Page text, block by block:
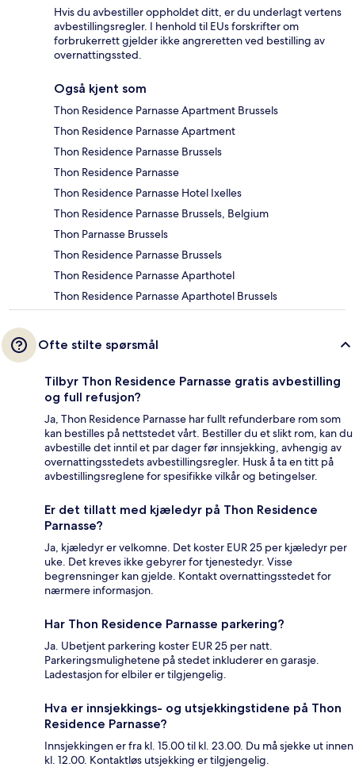
Hvis du avbestiller oppholdet ditt, er du underlagt vertens
avbestillingsregler. I henhold til EUs forskrifter om
forbrukerrett gjelder ikke angreretten ved bestilling av
overnattingssted.
Også kjent som
Thon Residence Parnasse Apartment Brussels
Thon Residence Parnasse Apartment
Thon Residence Parnasse Brussels
Thon Residence Parnasse
Thon Residence Parnasse Hotel Ixelles
Thon Residence Parnasse Brussels, Belgium
Thon Parnasse Brussels
Thon Residence Parnasse Brussels
Thon Residence Parnasse Aparthotel
Thon Residence Parnasse Aparthotel Brussels
Ofte stilte spørsmål
Tilbyr Thon Residence Parnasse gratis avbestilling
og full refusjon?
Ja, Thon Residence Parnasse har fullt refunderbare rom som
kan bestilles på nettstedet vårt. Bestiller du et slikt rom, kan du
avbestille det inntil et par dager før innsjekking, avhengig av
overnattingsstedets avbestillingsregler. Husk å ta en titt på
avbestillingsreglene for spesifikke vilkår og betingelser.
Er det tillatt med kjæledyr på Thon Residence
Parnasse?
Ja, kjæledyr er velkomne. Det koster EUR 25 per kjæledyr per
uke. Det kreves ikke gebyrer for tjenestedyr. Visse
begrensninger kan gjelde. Kontakt overnattingsstedet for
nærmere informasjon.
Har Thon Residence Parnasse parkering?
Ja. Ubetjent parkering koster EUR 25 per natt.
Parkeringsmulighetene på stedet inkluderer en garasje.
Ladestasjon for elbiler er tilgjengelig.
Hva er innsjekkings- og utsjekkingstidene på Thon
Residence Parnasse?
Innsjekkingen er fra kl. 15.00 til kl. 23.00. Du må sjekke ut innen
kl. 12.00. Kontaktløs utsjekking er tilgjengelig.